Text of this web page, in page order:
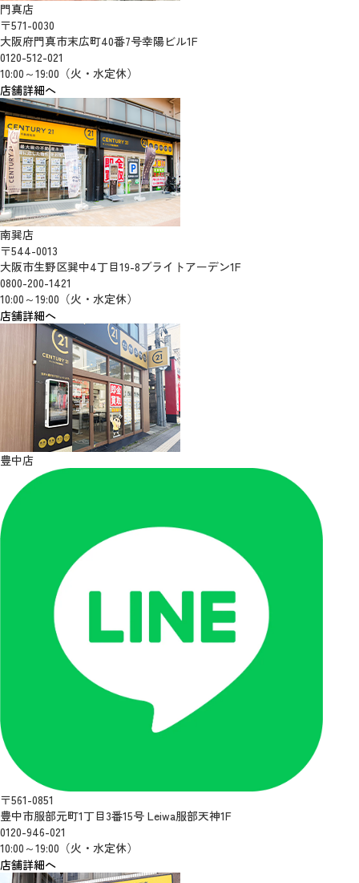
門真店
〒571-0030
大阪府門真市末広町40番7号幸陽ビル1F
0120-512-021
10:00～19:00（火・水定休）
店舗詳細へ
南巽店
〒544-0013
大阪市生野区巽中4丁目19-8ブライトアーデン1F
0800-200-1421
10:00～19:00（火・水定休）
店舗詳細へ
豊中店
〒561-0851
豊中市服部元町1丁目3番15号 Leiwa服部天神1F
0120-946-021
10:00～19:00（火・水定休）
店舗詳細へ